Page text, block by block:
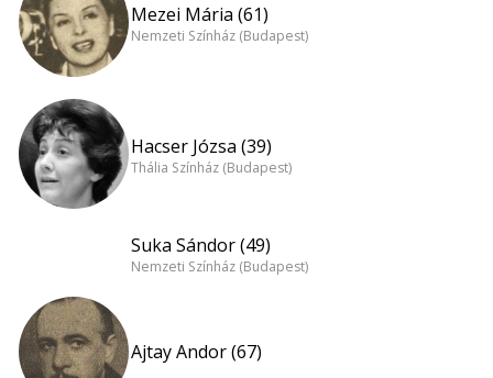
Mezei Mária (61)
Nemzeti Színház (Budapest)
Hacser Józsa (39)
Thália Színház (Budapest)
Suka Sándor (49)
Nemzeti Színház (Budapest)
Ajtay Andor (67)